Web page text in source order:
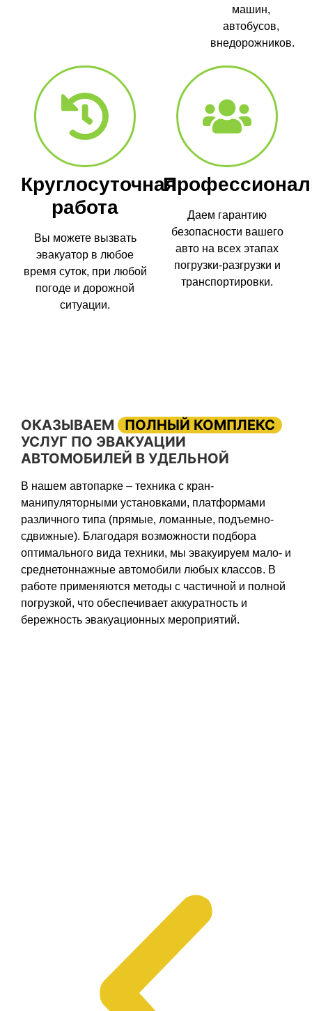
машин,
автобусов,
внедорожников.
Круглосуточная
работа
Вы можете вызвать
эвакуатор в любое
время суток, при любой
погоде и дорожной
ситуации.
Даем гарантию
безопасности вашего
авто на всех этапах
погрузки-разгрузки и
транспортировки.
ОКАЗЫВАЕМ
ПОЛНЫЙ КОМПЛЕКС
УСЛУГ ПО ЭВАКУАЦИИ
АВТОМОБИЛЕЙ В УДЕЛЬНОЙ
В нашем автопарке – техника с кран-
манипуляторными установками, платформами
различного типа (прямые, ломанные, подъемно-
сдвижные). Благодаря возможности подбора
оптимального вида техники, мы эвакуируем мало- и
среднетоннажные автомобили любых классов. В
работе применяются методы с частичной и полной
погрузкой, что обеспечивает аккуратность и
бережность эвакуационных мероприятий.